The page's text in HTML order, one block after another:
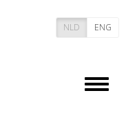
NLD ENG